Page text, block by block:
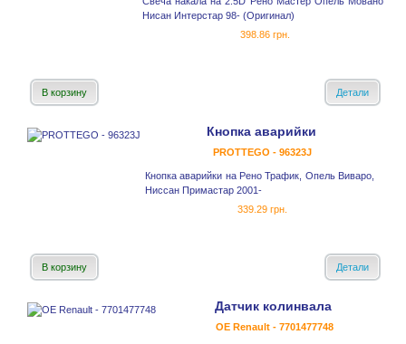
Нисан Интерстар 98- (Оригинал)
398.86 грн.
В корзину Детали
Кнопка аварийки
PROTTEGO - 96323J
Кнопка аварийки на Рено Трафик, Опель Виваро,
Ниссан Примастар 2001-
339.29 грн.
В корзину Детали
Датчик колинвала
OE Renault - 7701477748